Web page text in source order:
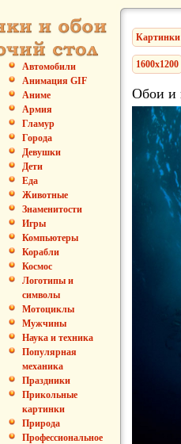
Автомобили
Анимация GIF
Аниме
Армия
Гламур
Города
Девушки
Дети
Еда
Животные
Знаменитости
Игры
Компьютеры
Корабли
Космос
Логотипы и
символы
Мотоциклы
Мужчины
Наука и техника
Популярная
механика
Праздники
Прикольные
картинки
Природа
Профессиональное
1600x1200
Обои и